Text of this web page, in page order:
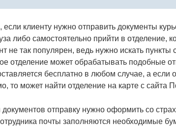
если клиенту нужно отправить документы
либо самостоятельно прийти в отделение,
не так популярен, ведь нужно искать пункты
отделение может обрабатывать подобные
бесплатно в любом случае, а если
то может найти отделение на карте с сайта
отправку нужно оформить со
почты заполняются необходимые